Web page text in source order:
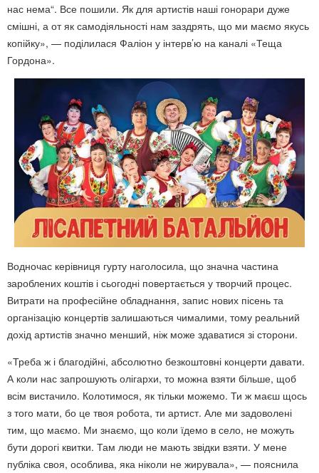
нас нема“. Все пошили. Як для артистів наші гонорари дуже
смішні, а от як самодіяльності нам заздрять, що ми маємо якусь
копійку», — поділилася Фаліон у інтерв’ю на каналі «Теща
Гордона».
Водночас керівниця гурту наголосила, що значна частина
зароблених коштів і сьогодні повертається у творчий процес.
Витрати на професійне обладнання, запис нових пісень та
організацію концертів залишаються чималими, тому реальний
дохід артистів значно менший, ніж може здаватися зі сторони.
«Треба ж і благодійні, абсолютно безкоштовні концерти давати.
А коли нас запрошують олігархи, то можна взяти більше, щоб
всім вистачило. Колотимося, як тільки можемо. Ти ж маєш щось
з того мати, бо це твоя робота, ти артист. Але ми задоволені
тим, що маємо. Ми знаємо, що коли їдемо в село, не можуть
бути дорогі квитки. Там люди не мають звідки взяти. У мене
публіка своя, особлива, яка ніколи не жирувала», — пояснила